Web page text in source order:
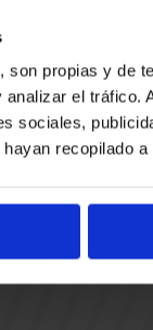
son propias y de
el tráfico.
sociales,
recopilado